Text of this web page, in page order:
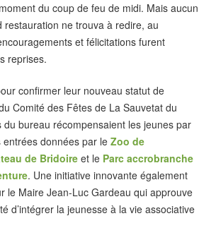
du coup de feu de midi. Mais aucun
restauration ne trouva à redire, au
et félicitations furent
reprises.
confirmer leur nouveau statut de
Comité des Fêtes de La Sauvetat du
du bureau récompensaient les jeunes par
données par le Zoo de
de Bridoire et le Parc accrobranche
. Une initiative innovante également
le Maire Jean-Luc Gardeau qui approuve
d’intégrer la jeunesse à la vie associative